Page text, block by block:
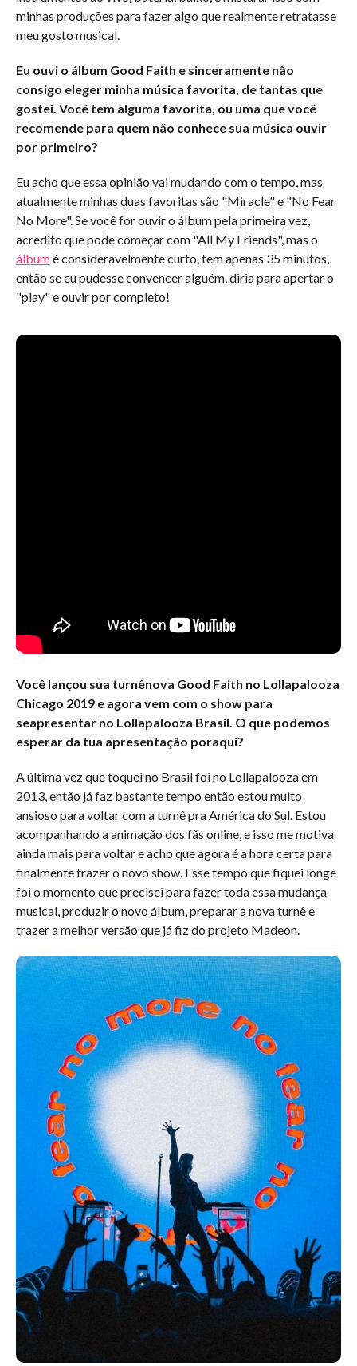
minhas produções para fazer algo que realmente retratasse
meu gosto musical.
Eu ouvi o álbum Good Faith e sinceramente não
consigo eleger minha música favorita, de tantas que
gostei. Você tem alguma favorita, ou uma que você
recomende para quem não conhece sua música ouvir
por primeiro?
Eu acho que essa opinião vai mudando com o tempo, mas
atualmente minhas duas favoritas são "Miracle" e "No Fear
No More". Se você for ouvir o álbum pela primeira vez,
acredito que pode começar com "All My Friends", mas o
álbumé consideravelmente curto, tem apenas 35 minutos,
então se eu pudesse convencer alguém, diria para apertar o
"play" e ouvir por completo!
Você lançou sua turnênova Good Faith no Lollapalooza
Chicago 2019 e agora vem com o show para
seapresentar no Lollapalooza Brasil. O que podemos
esperar da tua apresentação poraqui?
A última vez que toquei no Brasil foi no Lollapalooza em
2013, então já faz bastante tempo então estou muito
ansioso para voltar com a turnê pra América do Sul. Estou
acompanhando a animação dos fãs online, e isso me motiva
ainda mais para voltar e acho que agora é a hora certa para
finalmente trazer o novo show. Esse tempo que fiquei longe
foi o momento que precisei para fazer toda essa mudança
musical, produzir o novo álbum, preparar a nova turnê e
trazer a melhor versão que já fiz do projeto Madeon.